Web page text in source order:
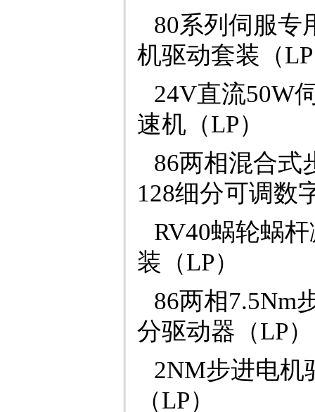
80系列伺服专
机驱动套装（
24V直流50W
速机（LP）
86两相混合式
128细分可调数
RV40蜗轮蜗
装（LP）
86两相7.5Nm
分驱动器（LP）
2NM步进电机
（LP）